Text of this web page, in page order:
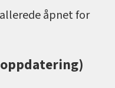
åpnet for
oppdatering)